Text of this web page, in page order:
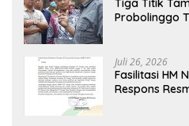
Tiga Titik
Probolinggo
Juli 26, 2026
Fasilitasi HM
Respons